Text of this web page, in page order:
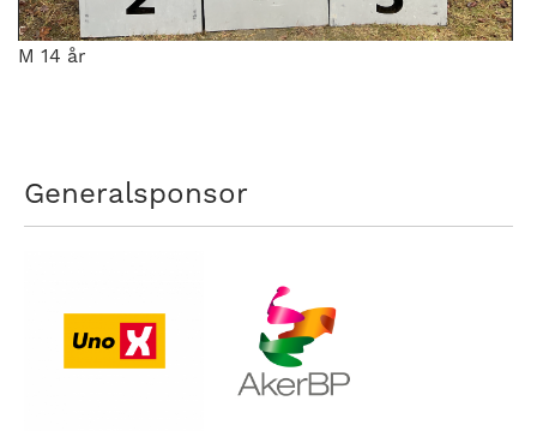
M 14 år
Generalsponsor